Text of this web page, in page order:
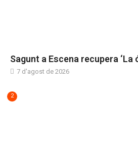
Sagunt a Escena recupera ‘La
7 d'agost de 2026
2